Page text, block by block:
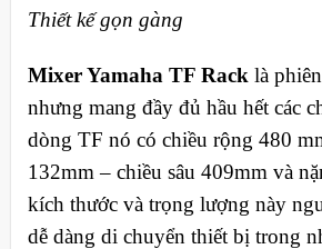
Thiết kế gọn gàng
Mixer Yamaha TF Rack là
nhưng mang đầy đủ hầu hết các
dòng TF nó có chiều rộng 480
132mm – chiều sâu 409mm và
kích thước và trọng lượng này
dễ dàng di chuyển thiết bị trong